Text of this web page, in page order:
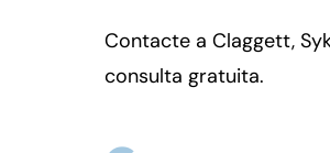
Contacte a Claggett,
consulta gratuita.